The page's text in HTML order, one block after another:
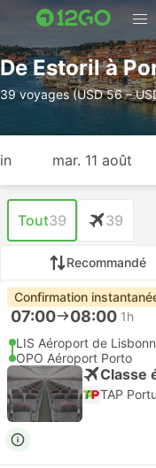
De Estoril à
39 voyages (USD 56 –
mar. 11 août
Tout39 39
Recommandé
Confirmation
07:00 08:00 1h
LIS Aéroport de
OPO Aéroport Porto
Classe
TAP